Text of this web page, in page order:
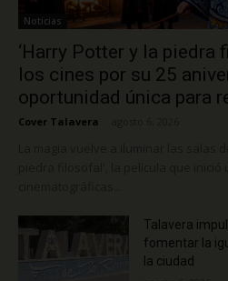
Noticias
‘Harry Potter y la piedra
los cines por su 25
oportunidad única para
Cover Talavera
Talavera
fomentar la
la ciudad